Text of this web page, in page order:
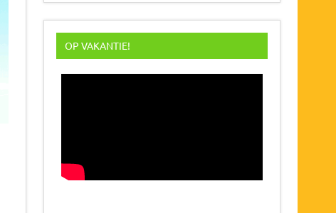
OP VAKANTIE!